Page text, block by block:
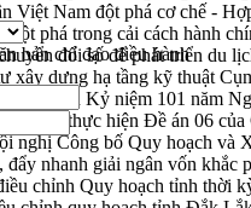
Việt Nam đột phá cơ chế -
đột phá trong cải cách hành
đổi số để phát triển du
xây dựng hạ tầng kỹ thuật
chí nhân Kỷ niệm 101 năm
khai thực hiện Đề án 06 của
nghị Công bố Quy hoạch và
nhanh giải ngân vốn khắc
chỉnh Quy hoạch tỉnh thời
bản chỉ đạo điều hành